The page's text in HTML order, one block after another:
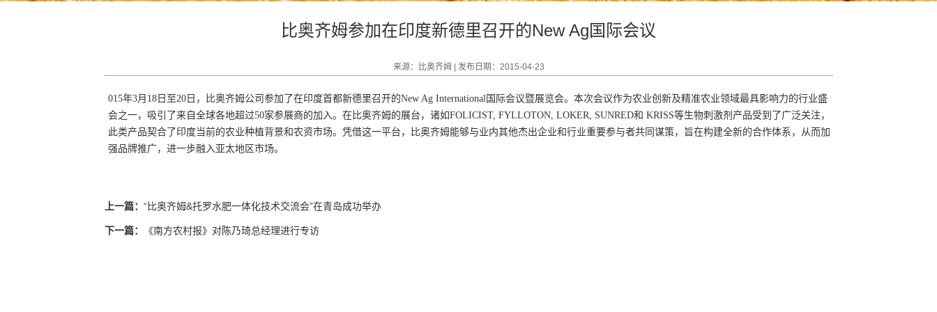
比奥齐姆参加在印度新德里召开的New Ag国际会议
来源：比奥齐姆 | 发布日期：2015-04-23
015年3月18日至20日，比奥齐姆公司参加了在印度首都新德里召开的New Ag International国际会议暨展览会。本次会议作为农业创新及精准农业领域最具影响力的行业盛
会之一，吸引了来自全球各地超过50家参展商的加入。在比奥齐姆的展台，诸如FOLICIST, FYLLOTON, LOKER, SUNRED和 KRISS等生物刺激剂产品受到了广泛关注，
此类产品契合了印度当前的农业种植背景和农资市场。凭借这一平台，比奥齐姆能够与业内其他杰出企业和行业重要参与者共同谋策，旨在构建全新的合作体系，从而加
强品牌推广，进一步融入亚太地区市场。
上一篇： “比奥齐姆&托罗水肥一体化技术交流会”在青岛成功举办
下一篇： 《南方农村报》对陈乃琦总经理进行专访